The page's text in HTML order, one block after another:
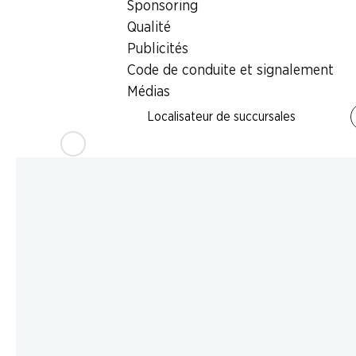
Sponsoring
Qualité
Publicités
Code de conduite et signalement
Médias
Localisateur de succursales